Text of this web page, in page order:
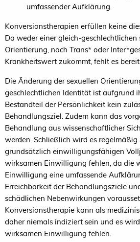
umfassender Aufklärung.
Konversionstherapien erfüllen keine
Da weder einer gleich-geschlechtlichen
Orientierung, noch Trans* oder
Krankheitswert zukommt, fehlt es
Die Änderung der sexuellen
geschlechtlichen Identität ist aufgrund
Bestandteil der Persönlichkeit kein
Behandlungsziel. Zudem kann das
Behandlung aus wissenschaftlicher
werden. Schließlich wird es regelmäßig
grundsätzlich einwilligungsfähigen
wirksamen Einwilligung fehlen, da die
Einwilligung eine umfassende
Erreichbarkeit der Behandlungsziele
schädlichen Nebenwirkungen
Konversionstherapie kann als
daher niemals indiziert sein und es
wirksamen Einwilligung fehlen.